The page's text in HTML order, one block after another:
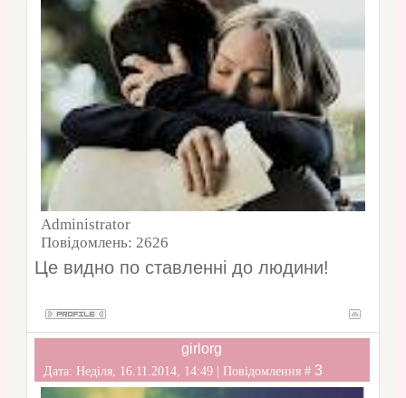
Administrator
Повідомлень: 2626
Це видно по ставленні до людини!
girlorg
Дата: Неділя, 16.11.2014, 14:49 | Повідомлення # 3